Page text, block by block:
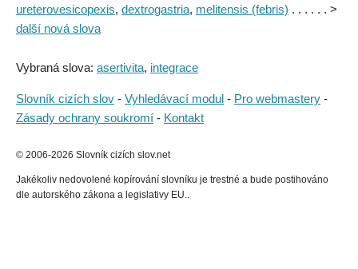
ureterovesicopexis, dextrogastria, melitensis (febris) . . . . . . >
další nová slova
Vybraná slova: asertivita, integrace
Slovník cizích slov - Vyhledávací modul - Pro webmastery -
Zásady ochrany soukromí - Kontakt
© 2006-2026 Slovník cizích slov.net
Jakékoliv nedovolené kopírování slovníku je trestné a bude postihováno
dle autorského zákona a legislativy EU..